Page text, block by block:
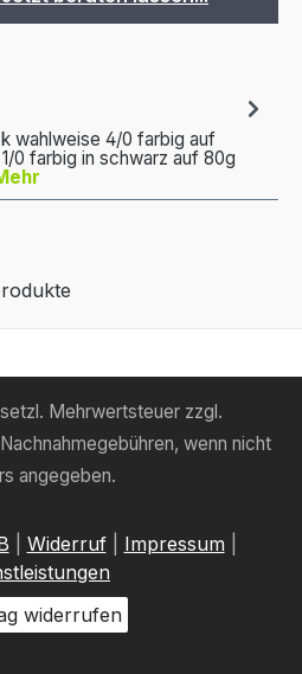
wahlweise 4/0 farbig auf
0 farbig in schwarz auf 80g
Mehrwertsteuer zzgl.
wenn nicht
angegeben.
Widerruf| Impressum
widerrufen